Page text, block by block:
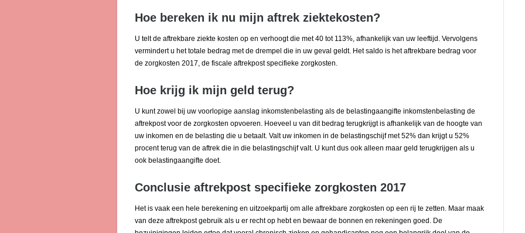
Hoe bereken ik nu mijn aftrek ziektekosten?
U telt de aftrekbare ziekte kosten op en verhoogt die met 40 tot 113%, afhankelijk van uw leeftijd. Vervolgens
vermindert u het totale bedrag met de drempel die in uw geval geldt. Het saldo is het aftrekbare bedrag voor
de zorgkosten 2017, de fiscale aftrekpost specifieke zorgkosten.
Hoe krijg ik mijn geld terug?
U kunt zowel bij uw voorlopige aanslag inkomstenbelasting als de belastingaangifte inkomstenbelasting de
aftrekpost voor de zorgkosten opvoeren. Hoeveel u van dit bedrag terugkrijgt is afhankelijk van de hoogte van
uw inkomen en de belasting die u betaalt. Valt uw inkomen in de belastingschijf met 52% dan krijgt u 52%
procent terug van de aftrek die in die belastingschijf valt. U kunt dus ook alleen maar geld terugkrijgen als u
ook belastingaangifte doet.
Conclusie aftrekpost specifieke zorgkosten 2017
Het is vaak een hele berekening en uitzoekpartij om alle aftrekbare zorgkosten op een rij te zetten. Maar maak
van deze aftrekpost gebruik als u er recht op hebt en bewaar de bonnen en rekeningen goed. De